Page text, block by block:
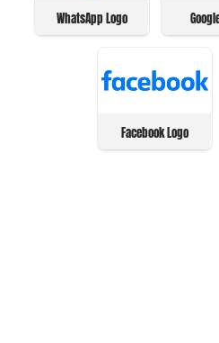
WhatsApp Logo
Facebook Logo